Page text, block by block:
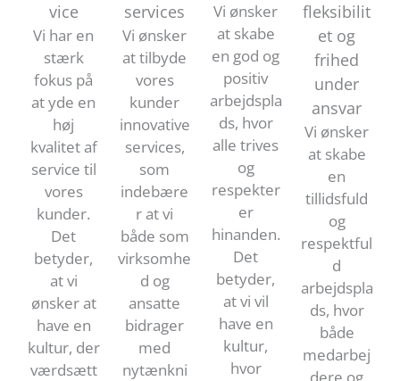
vice​
Vi har en
stærk
fokus på
at yde en
høj
kvalitet af
service til
vores
kunder.
Det
betyder,
at vi
ønsker at
have en
kultur, der
værdsætt
services
Vi ønsker
at tilbyde
vores
kunder
innovative
services,
som
indebære
r at vi
både som
virksomhe
d og
ansatte
bidrager
med
nytænkni
Vi ønsker
at skabe
en god og
positiv
arbejdspla
ds, hvor
alle trives
og
respekter
er
hinanden.
Det
betyder,
at vi vil
have en
kultur,
hvor
fleksibilit
et og
frihed
under
ansvar
Vi ønsker
at skabe
en
tillidsfuld
og
respektful
d
arbejdspla
ds, hvor
både
medarbej